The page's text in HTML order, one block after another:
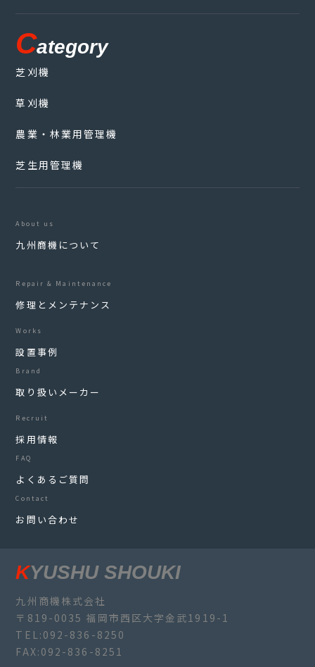
Category
芝刈機
草刈機
農業・林業用管理機
芝生用管理機
About us
九州商機について
Repair & Maintenance
修理とメンテナンス
Works
設置事例
Brand
取り扱いメーカー
Recruit
採用情報
FAQ
よくあるご質問
Contact
お問い合わせ
KYUSHU SHOUKI
九州商機株式会社
〒819-0035 福岡市西区大字金武1919-1
TEL:092-836-8250
FAX:092-836-8251